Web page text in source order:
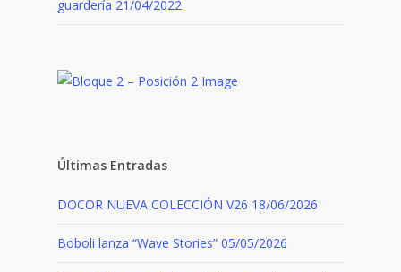
guardería 21/04/2022
Últimas Entradas
DOCOR NUEVA COLECCIÓN V26 18/06/2026
Boboli lanza “Wave Stories” 05/05/2026